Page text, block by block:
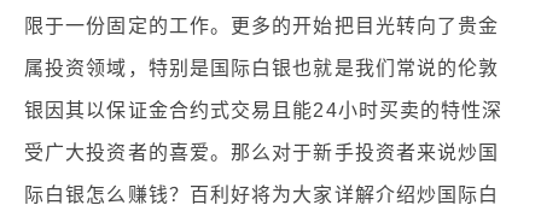
限于一份固定的工作。更多的开始把目光转向了贵金
属投资领域，特别是国际白银也就是我们常说的伦敦
银因其以保证金合约式交易且能24小时买卖的特性深
受广大投资者的喜爱。那么对于新手投资者来说炒国
际白银怎么赚钱？百利好将为大家详解介绍炒国际白